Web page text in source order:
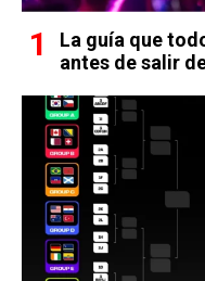
La guía que
antes de salir